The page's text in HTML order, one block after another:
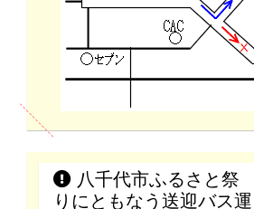
八千代市ふるさと祭
りにともなう送迎バス運